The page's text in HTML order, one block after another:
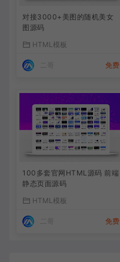
对接3000+美图的随机美女
图源码
HTML模板
免费
100多套官网HTML源码 前端
静态页面源码
HTML模板
免费